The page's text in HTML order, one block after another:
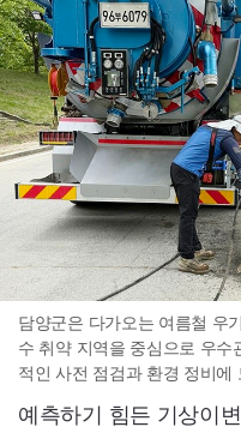
담양군은 다가오는 여름철 우
수 취약 지역을 중심으로 우수
적인 사전 점검과 환경 정비에
예측하기 힘든 기상이